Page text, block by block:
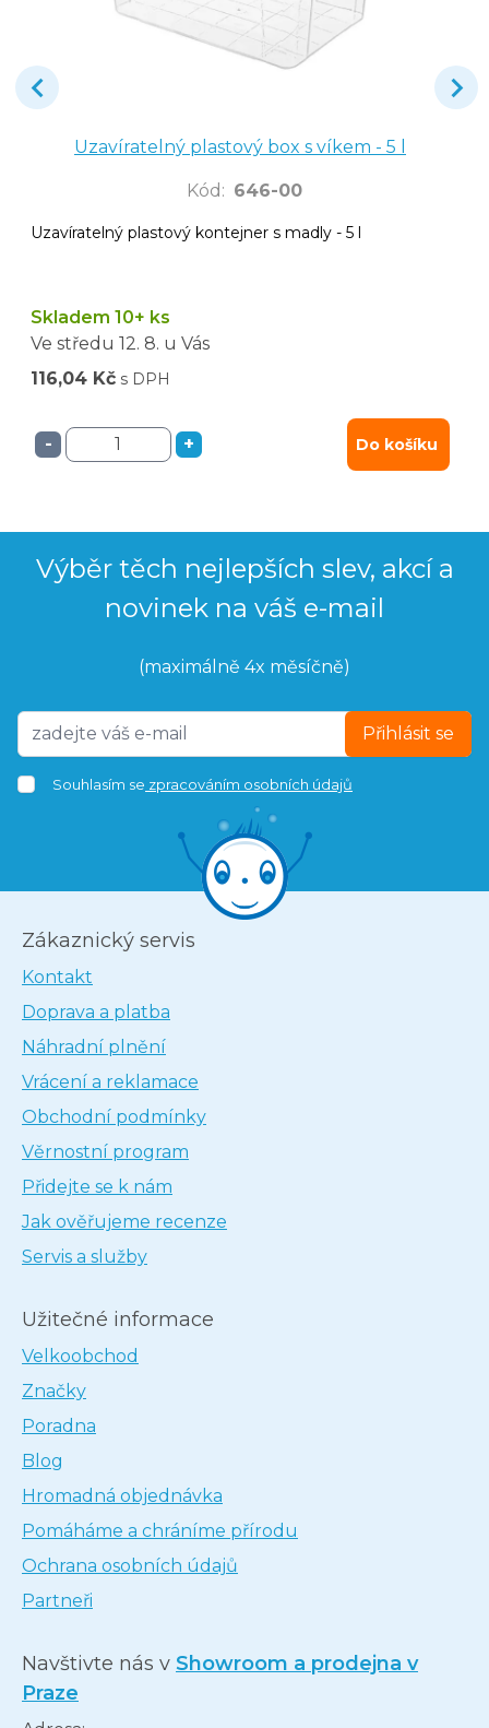
Uzavíratelný plastový box s víkem - 5 l
Kód : 646-00
Uzavíratelný plastový kontejner s madly - 5 l
Skladem 10+ ks
Ve středu 12. 8. u Vás
116,04 Kč s DPH
- + Do košíku
Výběr těch nejlepších slev, akcí a
novinek na váš e-mail
(maximálně 4x měsíčně)
Přihlásit se
Souhlasím se zpracováním osobních údajů
Zákaznický servis
Kontakt
Doprava a platba
Náhradní plnění
Vrácení a reklamace
Obchodní podmínky
Věrnostní program
Přidejte se k nám
Jak ověřujeme recenze
Servis a služby
Užitečné informace
Velkoobchod
Značky
Poradna
Blog
Hromadná objednávka
Pomáháme a chráníme přírodu
Ochrana osobních údajů
Partneři
Navštivte nás v Showroom a prodejna v
Praze